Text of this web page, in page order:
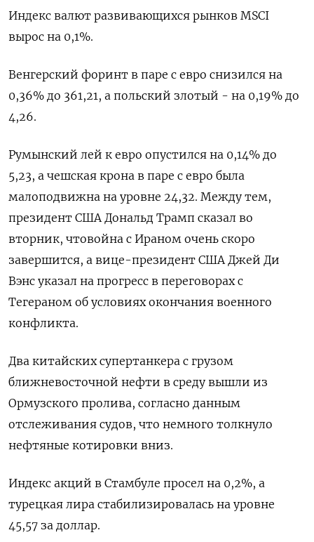
Индекс валют развивающихся рынков MSCI
вырос на 0,1%.
Венгерский форинт в паре с евро снизился на
0,36% до 361,21, а польский злотый - на 0,19% до
4,26.
Румынский лей к евро опустился на 0,14% до
5,23, а чешская крона в паре с евро была
малоподвижна на уровне 24,32. Между тем,
президент США Дональд Трамп сказал во
вторник, чтовойна с Ираном очень скоро
завершится, а вице-президент ​США Джей Ди
Вэнс указал на ⁠прогресс в переговорах с
Тегераном об условиях окончания военного
конфликта.
Два китайских супертанкера с грузом
ближневосточной нефти в среду вышли из
Ормузского ‌пролива, согласно данным
отслеживания судов, что немного толкнуло
нефтяные котировки вниз.
Индекс акций в Стамбуле ‌просел на 0,2%, а
турецкая лира стабилизировалась на уровне
45,57 за доллар.